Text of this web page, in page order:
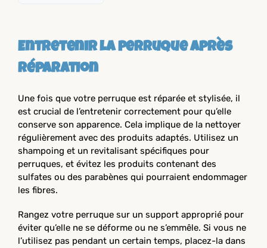
Entretenir la perruque après
réparation
Une fois que votre perruque est réparée et stylisée, il
est crucial de l’entretenir correctement pour qu’elle
conserve son apparence. Cela implique de la nettoyer
régulièrement avec des produits adaptés. Utilisez un
shampoing et un revitalisant spécifiques pour
perruques, et évitez les produits contenant des
sulfates ou des parabènes qui pourraient endommager
les fibres.
Rangez votre perruque sur un support approprié pour
éviter qu’elle ne se déforme ou ne s’emmêle. Si vous ne
l’utilisez pas pendant un certain temps, placez-la dans